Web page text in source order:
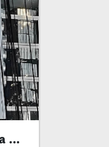
Ruko Hadap Jln Raya Di Raya Darmo Baru Barat